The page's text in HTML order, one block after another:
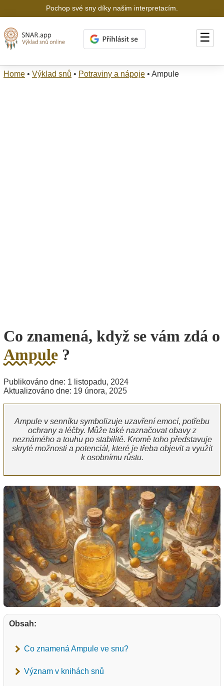
Pochop své sny díky našim interpretacím.
☰
Home • Výklad snů • Potraviny a nápoje • Ampule
Co znamená, když se vám zdá o
Ampule ?
Publikováno dne: 1 listopadu, 2024
Aktualizováno dne: 19 února, 2025
Ampule v senníku symbolizuje uzavření emocí, potřebu
ochrany a léčby. Může také naznačovat obavy z
neznámého a touhu po stabilitě. Kromě toho představuje
skryté možnosti a potenciál, které je třeba objevit a využít
k osobnímu růstu.
Obsah:
Co znamená Ampule ve snu?
Význam v knihách snů